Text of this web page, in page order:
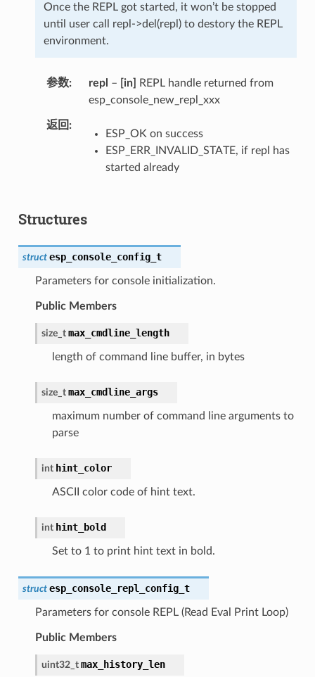
Once the REPL got started, it won’t be stopped
until user call repl->del(repl) to destory the REPL
environment.
参数 repl – [in]
REPL handle returned from
esp_console_new_repl_xxx
返回
ESP_OK on success
ESP_ERR_INVALID_STATE, if repl has
started already
Structures
struct esp_console_config_t
Parameters for console initialization.
Public Members
size_t max_cmdline_length
length of command line buffer, in bytes
size_t max_cmdline_args
maximum number of command line arguments to
parse
int hint_color
ASCII color code of hint text.
int hint_bold
Set to 1 to print hint text in bold.
struct esp_console_repl_config_t
Parameters for console REPL (Read Eval Print Loop)
Public Members
uint32_t max_history_len